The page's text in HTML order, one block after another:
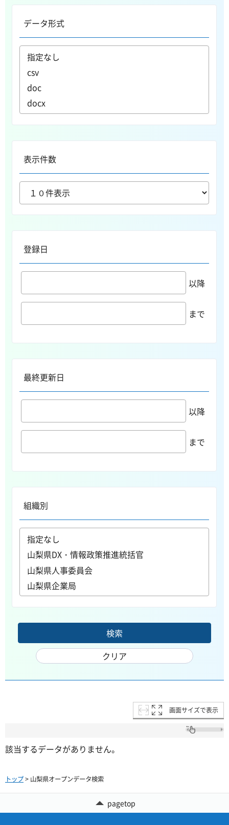
データ形式
表示件数
登録日
以降
まで
最終更新日
以降
まで
組織別
画面サイズで表示
該当するデータがありません。
トップ> 山梨県オープンデータ検索
pagetop